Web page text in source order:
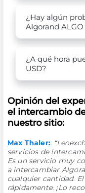
¿Hay algún
Algorand ALGO
¿A qué hora
USD?
Opinión del
el intercambio
nuestro sitio:
Max Thaler::
servicios de
Es un servicio muy
a intercambiar
cualquier cantidad.
rápidamente. ¡Lo